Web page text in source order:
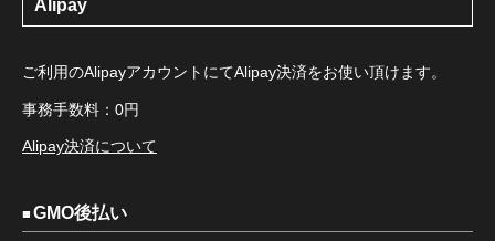
Alipay
ご利用のAlipayアカウントにてAlipay決済をお使い頂けます。
事務手数料：0円
Alipay決済について
GMO後払い